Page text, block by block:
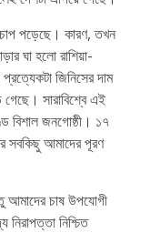
পড়েছে। কারণ, তখন
ঘা হলো রাশিয়া-
জিনিসের দাম
সারাবিশ্বে এই
বিশাল জনগোষ্ঠী। ১৭
সবকিছু আমাদের পূরণ
আমাদের চাষ উপযোগী
নিশ্চিত